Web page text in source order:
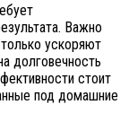
Важно
ускоряют
долговечность
стоит
под домашние